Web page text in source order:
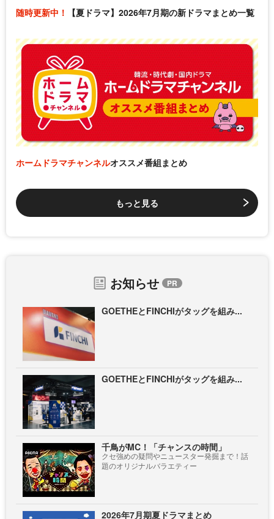
随時更新中！ 【夏ドラマ】2026年7月期の新ドラマまとめ一覧
ホームドラマチャンネルオススメ番組まとめ
もっと見る
お知らせ
GOETHEとFINCHIがタッグを組み...
GOETHEとFINCHIがタッグを組み...
千鳥がMC！「チャンスの時間」
クセ強めの疑問やニュースター発掘まで！話
題のオリジナルバラエティー
2026年7月期夏ドラマまとめ